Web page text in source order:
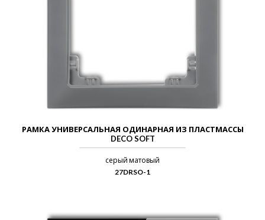
РАМКА УНИВЕРСАЛЬНАЯ ОДИНАРНАЯ ИЗ ПЛАСТМАССЫ
DECO SOFT
серый матовый
27DRSO-1